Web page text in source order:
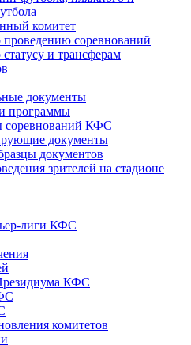
комитет
проведению соревнований
и трансферам
документы
программы
соревнований КФС
документы
документов
зрителей на стадионе
лиги КФС
КФС
комитетов